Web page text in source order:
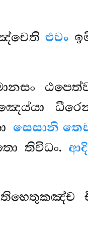
එවං
සෙසානි
තිවිධං. ආදි
තිහෙතුකඤ්ච